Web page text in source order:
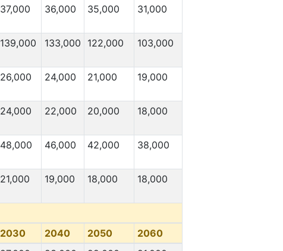
37,000 36,000 35,000 31,000
139,000 133,000 122,000 103,000
26,000 24,000 21,000 19,000
24,000 22,000 20,000 18,000
48,000 46,000 42,000 38,000
21,000 19,000 18,000 18,000
2030 2040 2050
2060